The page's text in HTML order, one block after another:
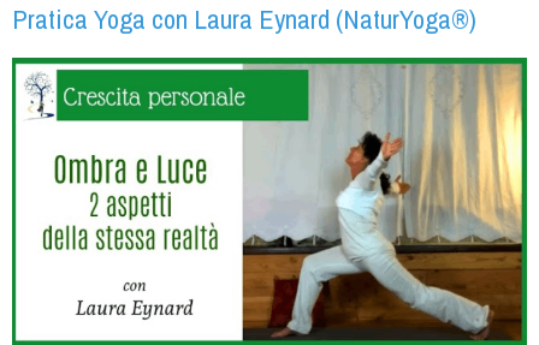
Pratica Yoga con Laura Eynard (NaturYoga®)